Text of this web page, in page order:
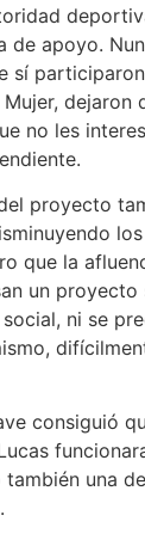
de apoyo.
sí
dejaron
no les
proyecto
que la
un proyecto
ni se
consiguió
una